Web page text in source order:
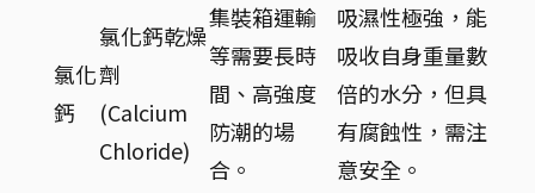
氯化
鈣
氯化鈣乾燥
劑
(Calcium
Chloride)
集裝箱運輸
等需要長時
間、高強度
防潮的場
合。
吸濕性極強，能
吸收自身重量數
倍的水分，但具
有腐蝕性，需注
意安全。